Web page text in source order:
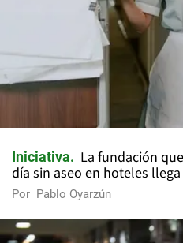
Iniciativa
La fundación
día sin aseo en hoteles
Por Pablo Oyarzún